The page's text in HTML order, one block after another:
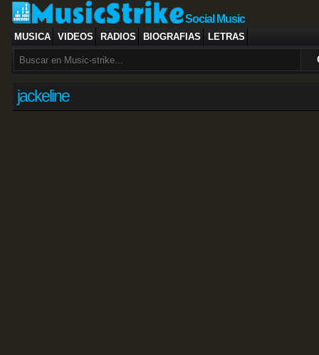
Social Music
MUSICA VIDEOS RADIOS BIOGRAFIAS LETRAS
jackeline